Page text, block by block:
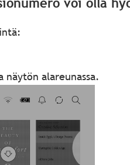
voi olla
näytön alareunassa.